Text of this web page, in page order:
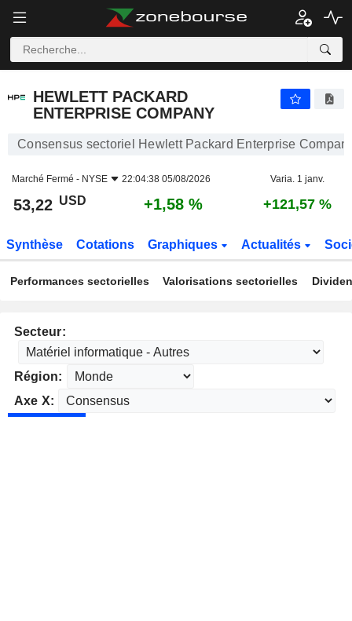
HEWLETT PACKARD
ENTERPRISE COMPANY
Consensus sectoriel Hewlett Packard Enterprise
Marché Fermé - NYSE 22:04:38 05/08/2026 Varia. 1 janv.
53,22 USD +1,58 % +121,57 %
Synthèse Cotations Graphiques Actualités
Performances sectorielles Valorisations sectorielles
Secteur:
Région:
Axe X: